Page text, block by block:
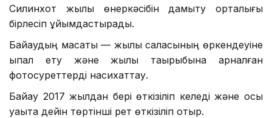
Силинхот жылқы өнеркәсібін дамыту орталығы
бірлесіп ұйымдастырады.
Байқаудың мақсаты — жылқы саласының өркендеуіне
ықпал ету және жылқы тақырыбына арналған
фотосуреттерді насихаттау.
Байқау 2017 жылдан бері өткізіліп келеді және осы
уақытқа дейін төртінші рет өткізіліп отыр.